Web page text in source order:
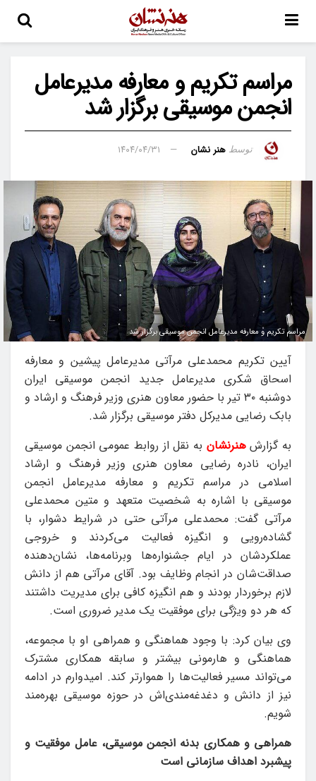
مراسم تکریم و معارفه مدیرعامل
انجمن موسیقی برگزار شد
توسط هنر نشان ۱۴۰۴/۰۴/۳۱
مراسم تکریم و معارفه مدیرعامل انجمن موسیقی برگزار شد
آیین تکریم محمدعلی مرآتی مدیرعامل پیشین و معارفه
اسحاق شکری مدیرعامل جدید انجمن موسیقی ایران
دوشنبه ۳۰ تیر با حضور معاون هنری وزیر فرهنگ و ارشاد و
بابک رضایی مدیرکل دفتر موسیقی برگزار شد.
به گزارشهنرنشان به نقل از روابط عمومی انجمن موسیقی
ایران، نادره رضایی معاون هنری وزیر فرهنگ و ارشاد
اسلامی در مراسم تکریم و معارفه مدیرعامل انجمن
موسیقی با اشاره به شخصیت متعهد و متین محمدعلی
مرآتی گفت: محمدعلی مرآتی حتی در شرایط دشوار، با
گشاده‌رویی و انگیزه فعالیت می‌کردند و خروجی
عملکردشان در ایام جشنواره‌ها وبرنامه‌ها، نشان‌دهنده
صداقت‌شان در انجام وظایف بود. آقای مرآتی هم از دانش
لازم برخوردار بودند و هم انگیزه کافی برای مدیریت داشتند
که هر دو ویژگی برای موفقیت یک مدیر ضروری است.
وی بیان کرد: با وجود هماهنگی و همراهی او با مجموعه،
هماهنگی و هارمونی بیشتر و سابقه همکاری مشترک
می‌تواند مسیر فعالیت‌ها را هموارتر کند. امیدوارم در ادامه
نیز از دانش و دغدغه‌مندی‌اش در حوزه موسیقی بهره‌مند
شویم.
همراهی و همکاری بدنه انجمن موسیقی، عامل موفقیت و
پیشبرد اهداف سازمانی است